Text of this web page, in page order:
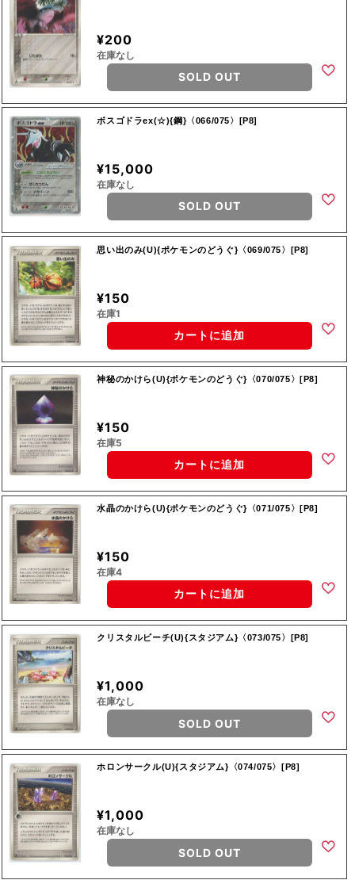
¥200
在庫なし
SOLD OUT
ボスゴドラex(☆){鋼}〈066/075〉[P8]
¥15,000
在庫なし
SOLD OUT
思い出のみ(U){ポケモンのどうぐ}〈069/075〉[P8]
¥150
在庫1
カートに追加
神秘のかけら(U){ポケモンのどうぐ}〈070/075〉[P8]
¥150
在庫5
カートに追加
水晶のかけら(U){ポケモンのどうぐ}〈071/075〉[P8]
¥150
在庫4
カートに追加
クリスタルビーチ(U){スタジアム}〈073/075〉[P8]
¥1,000
在庫なし
SOLD OUT
ホロンサークル(U){スタジアム}〈074/075〉[P8]
¥1,000
在庫なし
SOLD OUT